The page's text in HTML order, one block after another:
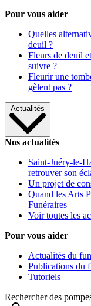
Pour vous aider
Quelles
deuil ?
Fleurs de deuil
suivre ?
Fleurir une
gèlent pas ?
Actualités
Nos actualités
Saint-Juéry-le-
retrouver son
Un projet de
Quand les Arts
Funéraires
Voir toutes les
Pour vous aider
Actualités du
Publications du
Tutoriels
Rechercher des